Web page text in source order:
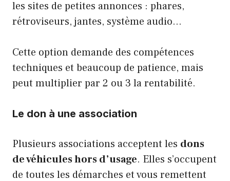
les sites de petites annonces : phares,
rétroviseurs, jantes, système audio…
Cette option demande des compétences
techniques et beaucoup de patience, mais
peut multiplier par 2 ou 3 la rentabilité.
Le don à une association
Plusieurs associations acceptent les dons
de véhicules hors d’usage. Elles s’occupent
de toutes les démarches et vous remettent